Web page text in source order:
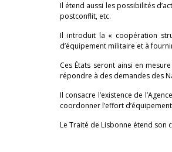
Il étend aussi les possibilités
postconflit, etc.
Il introduit la « coopération
d’équipement militaire et à
Ces États seront ainsi en
répondre à des demandes des
Il consacre l’existence de
coordonner l’effort
Le Traité de Lisbonne étend son